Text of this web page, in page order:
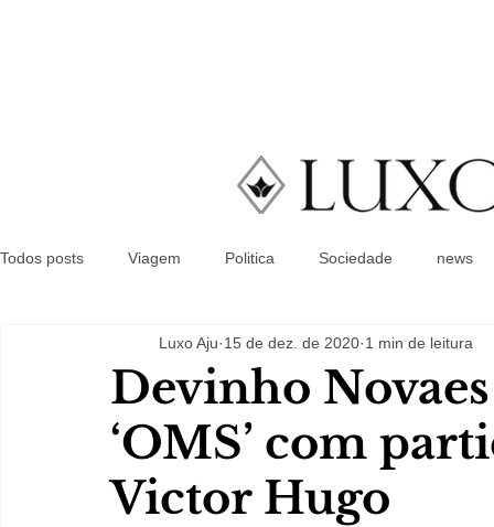
Todos posts Viagem Politica Sociedade news
Devinho
‘OMS’ com
Victor Hugo
Luxo Aju 15 de dez. de 2020 1 min de leitura